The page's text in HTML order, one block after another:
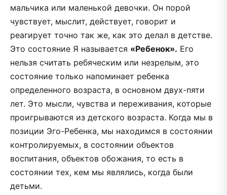
мальчика или маленькой девочки. Он порой
чувствует, мыслит, действует, говорит и
реагирует точно так же, как это делал в детстве.
Это состояние Я называется «Ребенок». Его
нельзя считать ребяческим или незрелым, это
состояние только напоминает ребенка
определенного возраста, в основном двух-пяти
лет. Это мысли, чувства и переживания, которые
проигрываются из детского возраста. Когда мы в
позиции Эго-Ребенка, мы находимся в состоянии
контролируемых, в состоянии объектов
воспитания, объектов обожания, то есть в
состоянии тех, кем мы являлись, когда были
детьми.